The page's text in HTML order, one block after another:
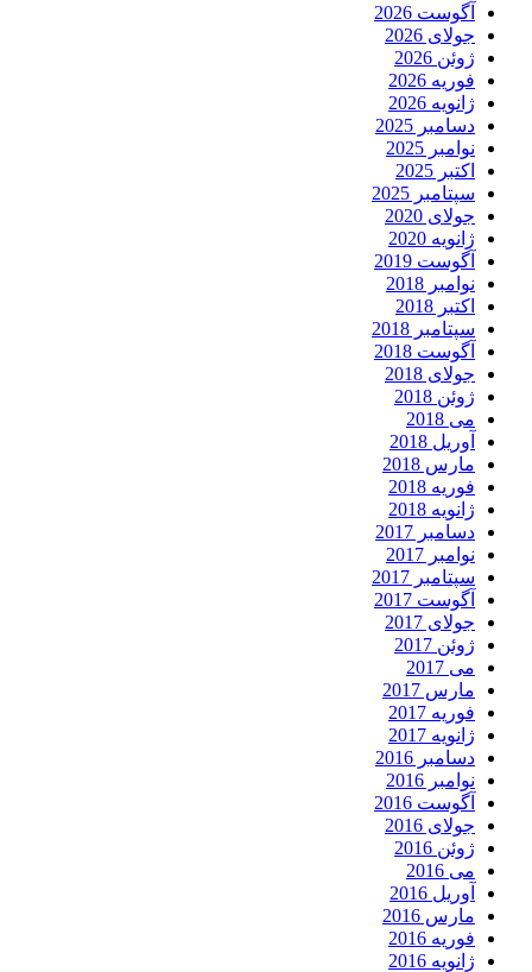
آگوست 2026
جولای 2026
ژوئن 2026
فوریه 2026
ژانویه 2026
دسامبر 2025
نوامبر 2025
اکتبر 2025
سپتامبر 2025
جولای 2020
ژانویه 2020
آگوست 2019
نوامبر 2018
اکتبر 2018
سپتامبر 2018
آگوست 2018
جولای 2018
ژوئن 2018
می 2018
آوریل 2018
مارس 2018
فوریه 2018
ژانویه 2018
دسامبر 2017
نوامبر 2017
سپتامبر 2017
آگوست 2017
جولای 2017
ژوئن 2017
می 2017
مارس 2017
فوریه 2017
ژانویه 2017
دسامبر 2016
نوامبر 2016
آگوست 2016
جولای 2016
ژوئن 2016
می 2016
آوریل 2016
مارس 2016
فوریه 2016
ژانویه 2016